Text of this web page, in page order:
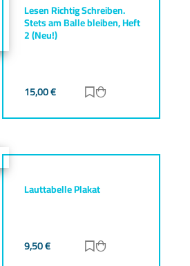
Lesen Richtig Schreiben.
Stets am Balle bleiben, Heft
2 (Neu!)
15,00€ Zur Merkliste
Lauttabelle Plakat
9,50€ Zur Merkliste